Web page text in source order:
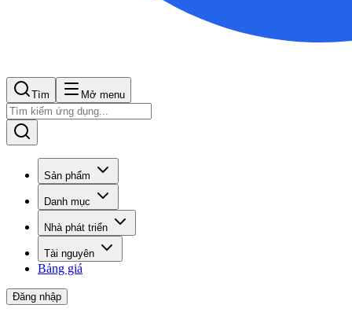
Tìm Mở menu
Sản phẩm
Danh mục
Nhà phát triển
Tài nguyên
Bảng giá
Đăng nhập